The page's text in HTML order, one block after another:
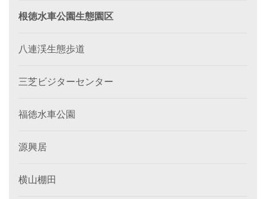
根徳水車公園生態園区
八連渓生態歩道
三芝ビジターセンター
福徳水車公園
源興居
横山棚田